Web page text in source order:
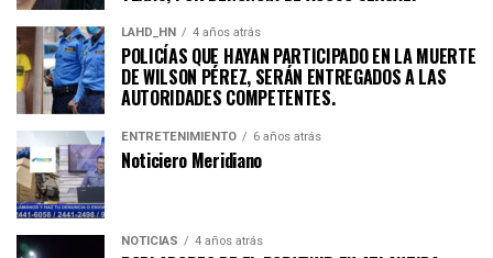
LAHD_HN 4 años atrás
POLICÍAS QUE HAYAN PARTICIPADO EN LA MUERTE
DE WILSON PÉREZ, SERÁN ENTREGADOS A LAS
AUTORIDADES COMPETENTES.
ENTRETENIMIENTO 6 años atrás
Noticiero Meridiano
NOTICIAS 4 años atrás